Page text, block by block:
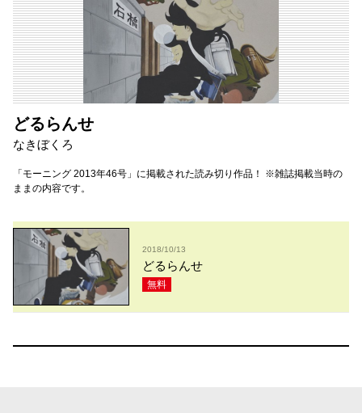
どるらんせ
なきぼくろ
「モーニング 2013年46号」に掲載された読み切り作品！ ※雑誌掲載当時の
ままの内容です。
2018/10/13
どるらんせ
無料